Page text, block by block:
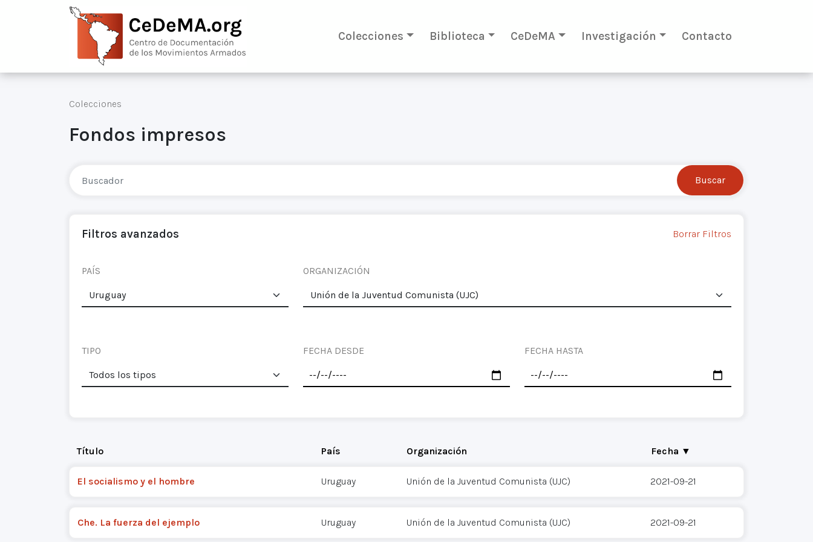
Colecciones Biblioteca CeDeMA Investigación Contacto
Colecciones
Fondos impresos
Filtros avanzados Borrar Filtros
PAÍS ORGANIZACIÓN
TIPO FECHA DESDE FECHA HASTA
Título País Organización Fecha ▼
El socialismo y el hombre Uruguay Unión de la Juventud Comunista (UJC) 2021-09-21
Che. La fuerza del ejemplo Uruguay Unión de la Juventud Comunista (UJC) 2021-09-21